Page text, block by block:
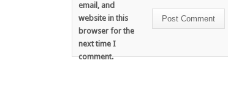
email, and
website in this
browser for the
next time I
comment.